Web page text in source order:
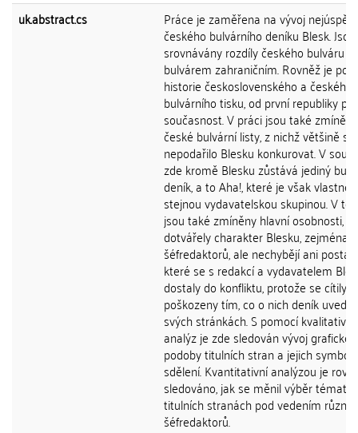
uk.abstract.cs
Práce je zaměřena na vývoj
českého bulvárního deníku Blesk.
srovnávány rozdíly českého bulváru s
bulvárem zahraničním. Rovněž je
historie československého a českého
bulvárního tisku, od první republiky po
současnost. V práci jsou také
české bulvární listy, z nichž většině se
nepodařilo Blesku konkurovat. V
zde kromě Blesku zůstává jediný
deník, a to Aha!, které je však
stejnou vydavatelskou skupinou. V
jsou také zmíněny hlavní osobnosti,
dotvářely charakter Blesku, zejména
šéfredaktorů, ale nechybějí ani
které se s redakcí a vydavatelem
dostaly do konfliktu, protože se cítily
poškozeny tím, co o nich deník uvedl
svých stránkách. S pomocí
analýz je zde sledován vývoj grafické
podoby titulních stran a jejich
sdělení. Kvantitativní analýzou je
sledováno, jak se měnil výběr témat
titulních stranách pod vedením
šéfredaktorů.